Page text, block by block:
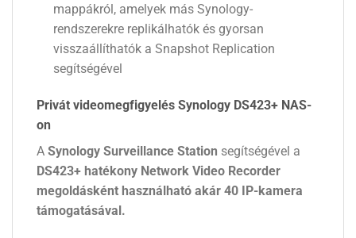
mappákról, amelyek más Synology-
rendszerekre replikálhatók és gyorsan
visszaállíthatók a Snapshot Replication
segítségével
Privát videomegfigyelés Synology DS423+ NAS-
on
A Synology Surveillance Station segítségével a
DS423+ hatékony Network Video Recorder
megoldásként használható akár 40 IP-kamera
támogatásával.